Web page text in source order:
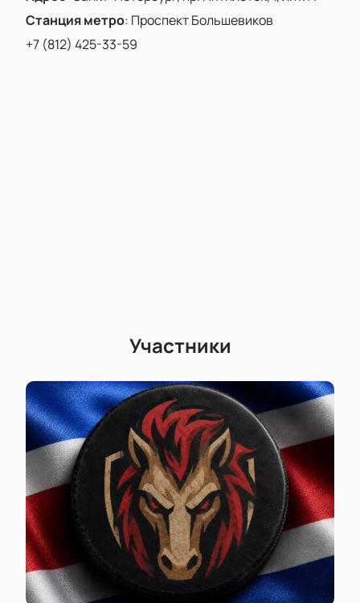
Станция метро: Проспект Большевиков
+7 (812) 425-33-59
Участники